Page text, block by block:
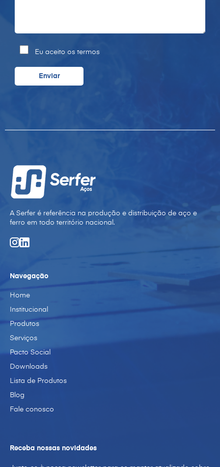
Eu aceito os termos
A Serfer é referência na produção e distribuição de aço e
ferro em todo território nacional.
Navegação
Home
Institucional
Produtos
Serviços
Pacto Social
Downloads
Lista de Produtos
Blog
Fale conosco
Receba nossas novidades